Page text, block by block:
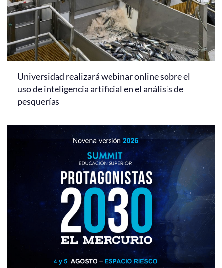
Universidad realizará webinar online sobre el
uso de inteligencia artificial en el análisis de
pesquerías